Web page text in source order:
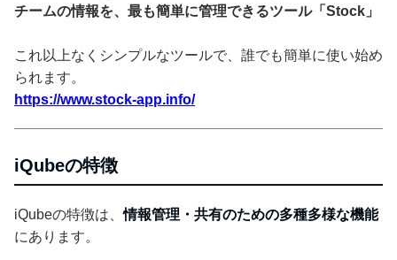
チームの情報を、最も簡単に管理できるツール「Stock」
これ以上なくシンプルなツールで、誰でも簡単に使い始め
られます。
https://www.stock-app.info/
iQubeの特徴
iQubeの特徴は、情報管理・共有のための多種多様な機能
にあります。